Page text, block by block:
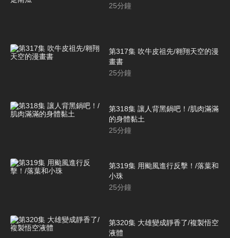
25分鐘
第317集 吹牛皮祖先/翱翔天空的漫
畫書
25分鐘
第318集 讓人背黑鍋吧！/肌肉滿滿
的身體黏土
25分鐘
第319集 用颱風進行反擊！/落葉和
小珠
25分鐘
第320集 大雄變成靜香了/複製悟空
液體